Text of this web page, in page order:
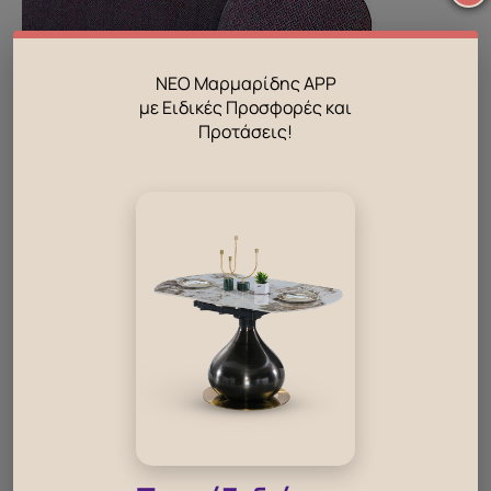
ΝΕΟ Μαρμαρίδης APP
με Ειδικές Προσφορές και
Προτάσεις!